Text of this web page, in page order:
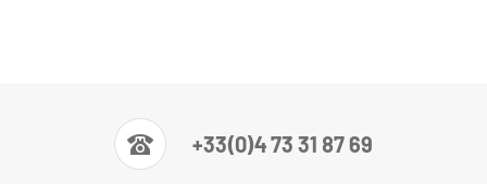
+33(0)4 73 31 87 69